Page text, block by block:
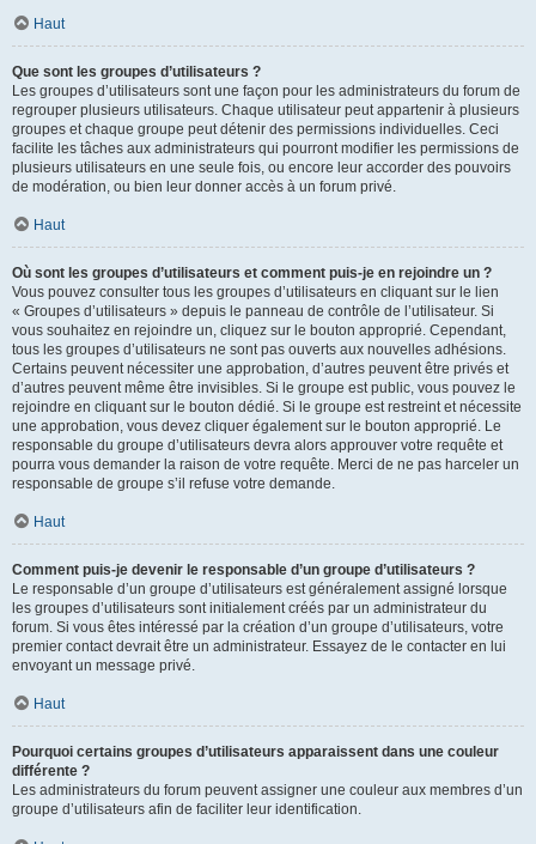
Haut
Que sont les groupes d’utilisateurs ?
Les groupes d’utilisateurs sont une façon pour les administrateurs du forum de
regrouper plusieurs utilisateurs. Chaque utilisateur peut appartenir à plusieurs
groupes et chaque groupe peut détenir des permissions individuelles. Ceci
facilite les tâches aux administrateurs qui pourront modifier les permissions de
plusieurs utilisateurs en une seule fois, ou encore leur accorder des pouvoirs
de modération, ou bien leur donner accès à un forum privé.
Haut
Où sont les groupes d’utilisateurs et comment puis-je en rejoindre un ?
Vous pouvez consulter tous les groupes d’utilisateurs en cliquant sur le lien
« Groupes d’utilisateurs » depuis le panneau de contrôle de l’utilisateur. Si
vous souhaitez en rejoindre un, cliquez sur le bouton approprié. Cependant,
tous les groupes d’utilisateurs ne sont pas ouverts aux nouvelles adhésions.
Certains peuvent nécessiter une approbation, d’autres peuvent être privés et
d’autres peuvent même être invisibles. Si le groupe est public, vous pouvez le
rejoindre en cliquant sur le bouton dédié. Si le groupe est restreint et nécessite
une approbation, vous devez cliquer également sur le bouton approprié. Le
responsable du groupe d’utilisateurs devra alors approuver votre requête et
pourra vous demander la raison de votre requête. Merci de ne pas harceler un
responsable de groupe s’il refuse votre demande.
Haut
Comment puis-je devenir le responsable d’un groupe d’utilisateurs ?
Le responsable d’un groupe d’utilisateurs est généralement assigné lorsque
les groupes d’utilisateurs sont initialement créés par un administrateur du
forum. Si vous êtes intéressé par la création d’un groupe d’utilisateurs, votre
premier contact devrait être un administrateur. Essayez de le contacter en lui
envoyant un message privé.
Haut
Pourquoi certains groupes d’utilisateurs apparaissent dans une couleur
différente ?
Les administrateurs du forum peuvent assigner une couleur aux membres d’un
groupe d’utilisateurs afin de faciliter leur identification.